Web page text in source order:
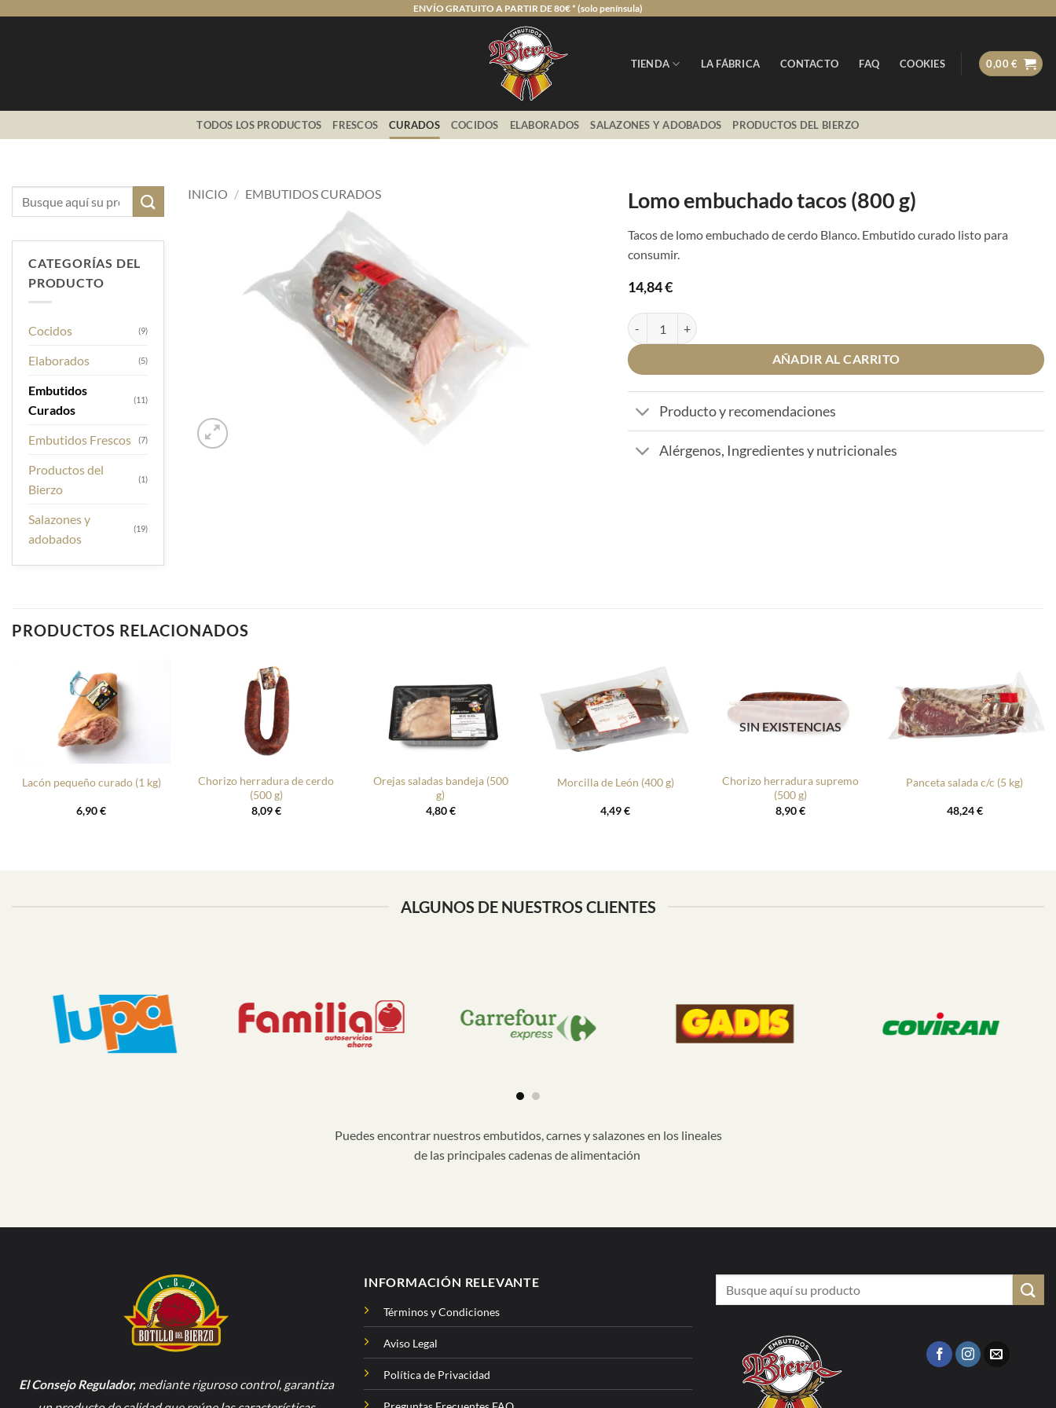
ENVÍO GRATUITO A PARTIR DE 80€ * (solo península)
TIENDA LA FÁBRICA CONTACTO FAQ COOKIES 0,00€
TODOS LOS PRODUCTOS FRESCOS CURADOS COCIDOS ELABORADOS SALAZONES Y ADOBADOS PRODUCTOS DEL BIERZO
CATEGORÍAS DEL
PRODUCTO
Cocidos (9)
Elaborados (5)
Embutidos
Curados
(11)
Embutidos Frescos (7)
Productos del
Bierzo
(1)
Salazones y
adobados
(19)
INICIO / EMBUTIDOS CURADOS Lomo embuchado tacos (800 g)
Tacos de lomo embuchado de cerdo Blanco. Embutido curado listo para
consumir.
14,84€
Lomo embuchado tacos (800 g) cantidad
AÑADIR AL CARRITO
Producto y recomendaciones
Alérgenos, Ingredientes y nutricionales
PRODUCTOS RELACIONADOS
Lacón pequeño curado (1 kg)
6,90€
Chorizo herradura de cerdo
(500 g)
8,09€
Orejas saladas bandeja (500
g)
4,80€
+
Morcilla de León (400 g)
4,49€
SIN EXISTENCIAS
Chorizo herradura supremo
(500 g)
8,90€
Panceta salada c/c (5 kg)
48,24€
ALGUNOS DE NUESTROS CLIENTES
Puedes encontrar nuestros embutidos, carnes y salazones en los lineales
de las principales cadenas de alimentación
El Consejo Regulador,mediante riguroso control, garantiza
INFORMACIÓN RELEVANTE
Términos y Condiciones
Aviso Legal
Política de Privacidad
Buscar
por: